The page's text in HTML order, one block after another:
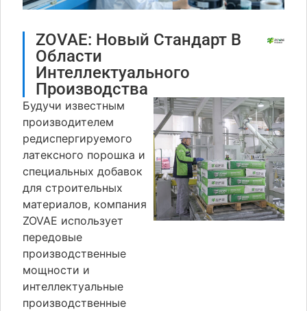
ZOVAE: Новый Стандарт В
Области
Интеллектуального
Производства
Будучи известным
производителем
редиспергируемого
латексного порошка и
специальных добавок
для строительных
материалов, компания
ZOVAE использует
передовые
производственные
мощности и
интеллектуальные
производственные